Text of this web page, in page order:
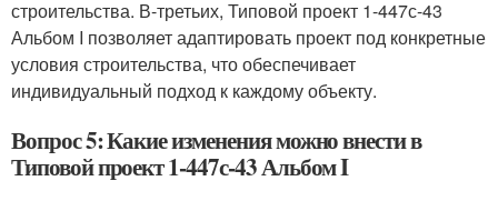
строительства. В-третьих, Типовой проект 1-447с-43
Альбом I позволяет адаптировать проект под конкретные
условия строительства, что обеспечивает
индивидуальный подход к каждому объекту.
Вопрос 5: Какие изменения можно внести в
Типовой проект 1-447с-43 Альбом I